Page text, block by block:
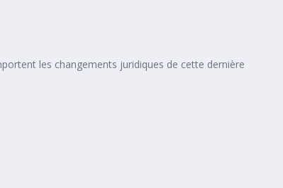
les changements juridiques de cette dernière